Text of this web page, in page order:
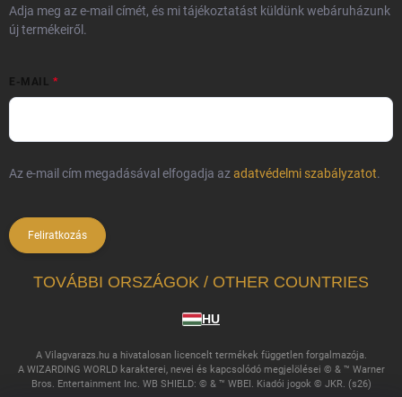
Adja meg az e-mail címét, és mi tájékoztatást küldünk webáruházunk
új termékeiről.
E-MAIL
Az e-mail cím megadásával elfogadja azadatvédelmi szabályzatot.
Feliratkozás
TOVÁBBI ORSZÁGOK / OTHER COUNTRIES
HU
A Vilagvarazs.hu a hivatalosan licencelt termékek független forgalmazója.
A WIZARDING WORLD karakterei, nevei és kapcsolódó megjelölései © & ™ Warner
Bros. Entertainment Inc. WB SHIELD: © & ™ WBEI. Kiadói jogok © JKR. (s26)